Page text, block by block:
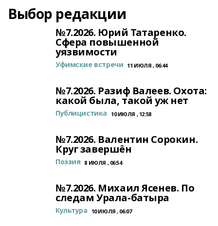
Выбор редакции
№7.2026. Юрий Татаренко.
Сфера повышенной
уязвимости
Уфимские встречи 11 ИЮЛЯ , 06:44
№7.2026. Разиф Валеев. Охота:
какой была, такой уж нет
Публицистика 10 ИЮЛЯ , 12:58
№7.2026. Валентин Сорокин.
Круг завершён
Поэзия 8 ИЮЛЯ , 06:54
№7.2026. Михаил Ясенев. По
следам Урала-батыра
Культура 10 ИЮЛЯ , 06:07